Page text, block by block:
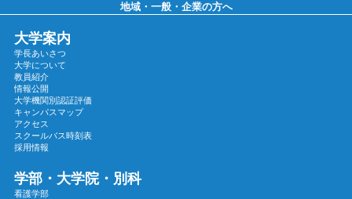
2024年12月
2024年11月
2024年10月
2024年09月
2024年08月
2024年07月
2024年06月
2024年04月
地域・一般・企業の方へ
大学案内
学長あいさつ
大学について
教員紹介
情報公開
大学機関別認証評価
キャンパスマップ
アクセス
スクールバス時刻表
採用情報
学部・大学院・別科
看護学部